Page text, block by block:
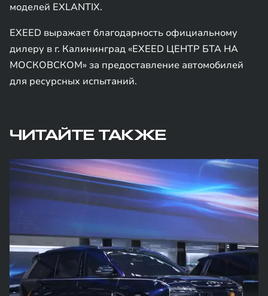
моделей EXLANTIX.
EXEED выражает благодарность официальному
дилеру в г. Калининград «EXEED ЦЕНТР БТА НА
МОСКОВСКОМ» за предоставление автомобилей
для ресурсных испытаний.
ЧИТАЙТЕ ТАКЖЕ